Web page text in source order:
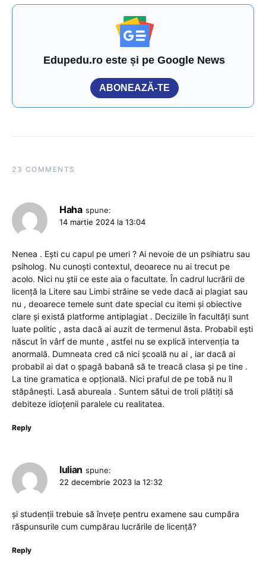
Edupedu.ro este și pe Google News
ABONEAZĂ-TE
23 COMMENTS
Haha spune:
14 martie 2024 la 13:04
Nenea . Ești cu capul pe umeri ? Ai nevoie de un psihiatru sau
psiholog. Nu cunoști contextul, deoarece nu ai trecut pe
acolo. Nici nu știi ce este aia o facultate. În cadrul lucrării de
licență la Litere sau Limbi străine se vede dacă ai plagiat sau
nu , deoarece temele sunt date special cu itemi și obiective
clare și există platforme antiplagiat . Deciziile în facultăți sunt
luate politic , asta dacă ai auzit de termenul ăsta. Probabil ești
născut în vârf de munte , astfel nu se explică intervenția ta
anormală. Dumneata cred că nici școală nu ai , iar dacă ai
probabil ai dat o șpagă babană să te treacă clasa și pe tine .
La tine gramatica e opțională. Nici praful de pe tobă nu îl
stăpânești. Lasă abureala . Suntem sătui de troli plătiți să
debiteze idioțenii paralele cu realitatea.
Reply
Iulian spune:
22 decembrie 2023 la 12:32
și studenții trebuie să învețe pentru examene sau cumpăra
răspunsurile cum cumpărau lucrările de licență?
Reply